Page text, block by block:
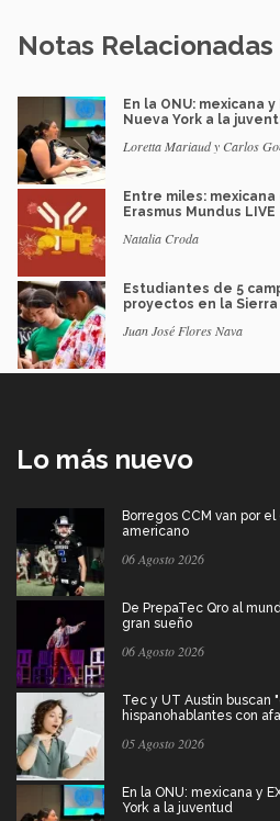
Notas Relacionadas
En la ONU: mexicana
Nueva York a la
Loretta Mariaud y Carlos
Entre miles:
Erasmus Mundus LIVE
Natalia Croda
Estudiantes de 5
proyectos en la Sierra
Juan José Flores Nava
Lo más nuevo
Borregos CCM van por
americano
06 Agosto 2026
De PrepaTec Qro al
gran sueño
06 Agosto 2026
Tec y UT Austin buscan
hispanohablantes con
05 Agosto 2026
En la ONU: mexicana y
York a la juventud